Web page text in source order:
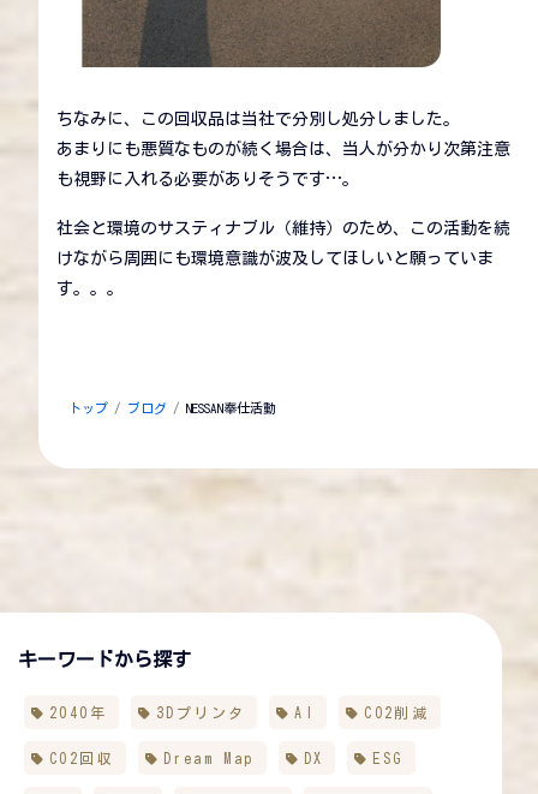
ちなみに、この回収品は当社で分別し処分しました。
あまりにも悪質なものが続く場合は、当人が分かり次第注意
も視野に入れる必要がありそうです…。
社会と環境のサスティナブル（維持）のため、この活動を続
けながら周囲にも環境意識が波及してほしいと願っていま
す。。。
トップ ブログ NESSAN奉仕活動
キーワードから探す
2040年 3Dプリンタ AI CO2削減
CO2回収 Dream Map DX ESG